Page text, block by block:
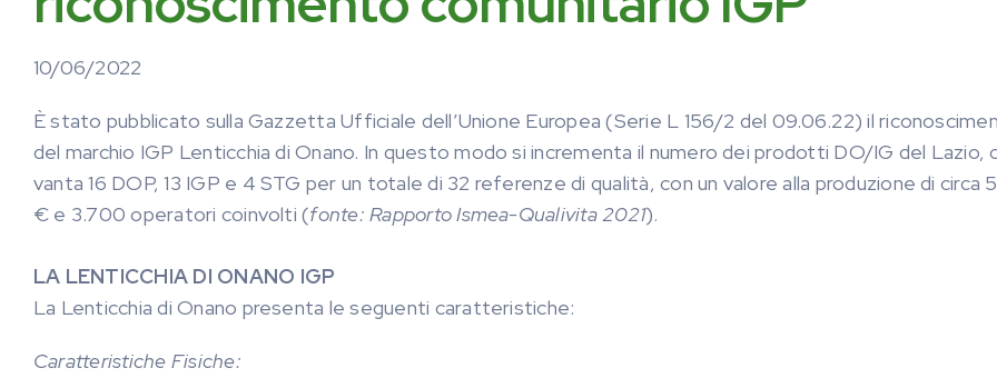
10/06/2022
È stato pubblicato sulla Gazzetta Ufficiale dell’Unione Europea (Serie L 156/2 del 09.06.22) il
del marchio IGP Lenticchia di Onano. In questo modo si incrementa il numero dei prodotti DO/IG del Lazio,
vanta 16 DOP, 13 IGP e 4 STG per un totale di 32 referenze di qualità, con un valore alla produzione di circa
€ e 3.700 operatori coinvolti (fonte: Rapporto Ismea-Qualivita 2021).
LA LENTICCHIA DI ONANO IGP
La Lenticchia di Onano presenta le seguenti caratteristiche:
Caratteristiche Fisiche: